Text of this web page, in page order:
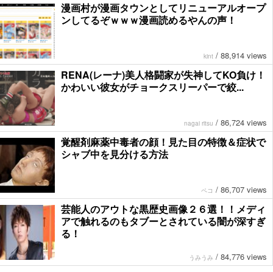
漫画村が漫画タウンとしてリニューアルオープ
ンしてるぞｗｗｗ漫画読めるやんの声！
kint / 88,914 views
RENA(レーナ)美人格闘家が失神してKO負け！
かわいい彼女がチョークスリーパーで絞...
nagai ritsu / 86,724 views
覚醒剤麻薬中毒者の顔！見た目の特徴＆症状で
シャブ中を見分ける方法
ペコ / 86,707 views
芸能人のアウトな黒歴史画像２６選！！メディ
アで触れるのもタブーとされている闇が深すぎ
る！
うみうみ / 84,776 views